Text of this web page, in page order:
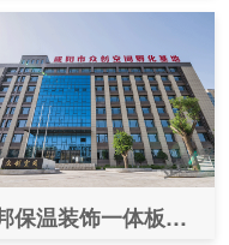
立邦保温装饰一体板案例图片之（咸阳众创空间孵化基地）